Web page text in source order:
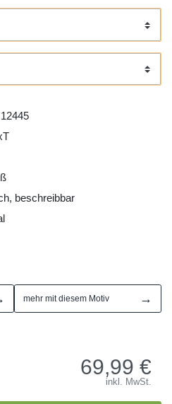
beschreibbar
mehr mit diesem Motiv →
69,99 €
inkl. MwSt.